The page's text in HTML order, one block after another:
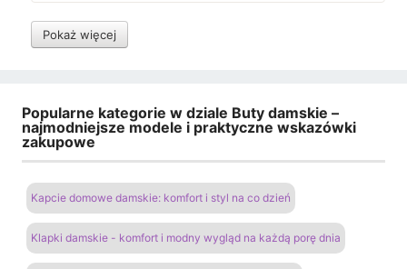
Pokaż więcej
Popularne kategorie w dziale Buty damskie –
najmodniejsze modele i praktyczne wskazówki
zakupowe
Kapcie domowe damskie: komfort i styl na co dzień
Klapki damskie - komfort i modny wygląd na każdą porę dnia